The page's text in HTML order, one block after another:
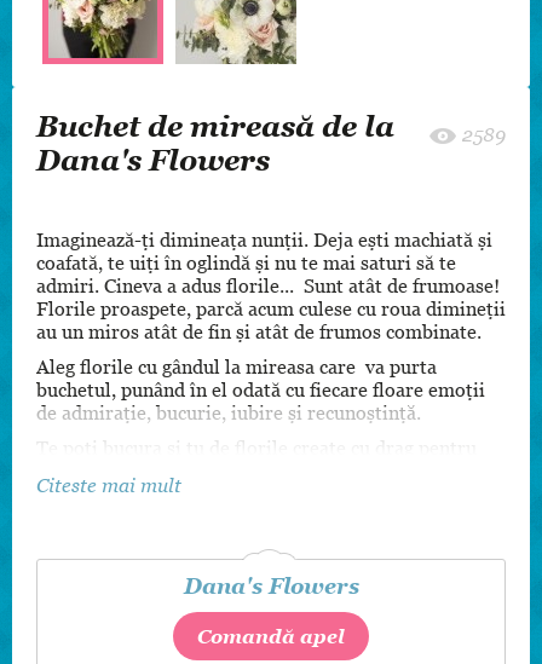
Buchet de mireasă de la
Dana's Flowers
2589
Imaginează-ți dimineața nunții. Deja ești machiată și
coafată, te uiți în oglindă și nu te mai saturi să te
admiri. Cineva a adus florile... Sunt atât de frumoase!
Florile proaspete, parcă acum culese cu roua dimineții
au un miros atât de fin și atât de frumos combinate.
Aleg florile cu gândul la mireasa care va purta
buchetul, punând în el odată cu fiecare floare emoții
de admirație, bucurie, iubire și recunoștință.
Te poți bucura și tu de florile create cu drag pentru
coronițe și accesorii pentru păr
buchete pentru domnișoarele de onoare
decor lumânări de cununie
Citeste mai mult
Dana's Flowers
Comandă apel